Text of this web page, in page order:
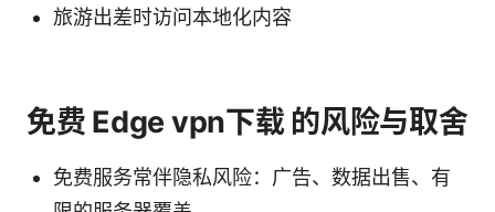
旅游出差时访问本地化内容
免费 Edge vpn下载 的风险与取舍
免费服务常伴隐私风险：广告、数据出售、有